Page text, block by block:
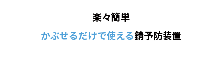
楽々簡単
かぶせるだけで使える錆予防装置